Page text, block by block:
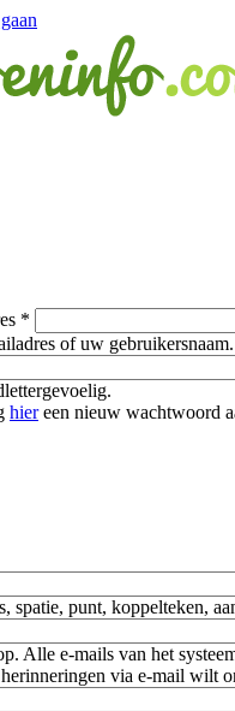
*
of uw gebruikersnaam.
hiereen nieuw wachtwoord
spatie, punt, koppelteken,
Alle e-mails van het
via e-mail wilt